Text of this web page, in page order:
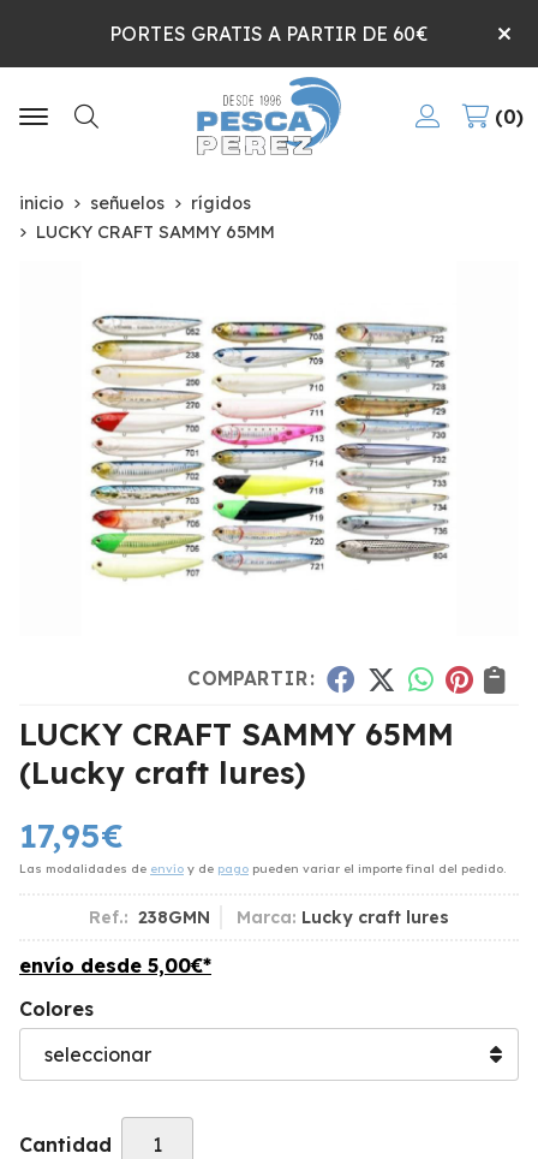
PORTES GRATIS A PARTIR DE 60€
Buscar
0
inicio señuelos
rígidos
LUCKY CRAFT SAMMY 65MM
COMPARTIR:
LUCKY CRAFT SAMMY 65MM
(Lucky craft lures)
17,95€
Las modalidades de envío y de pago pueden variar el importe final del pedido.
Ref.: 238GMN Marca: Lucky craft lures
envío desde 5,00€*
Colores
Cantidad